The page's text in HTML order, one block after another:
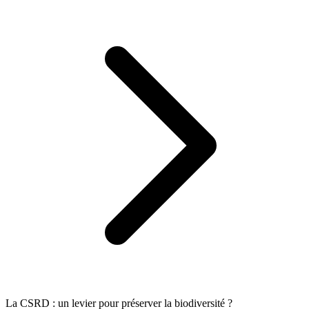
La CSRD : un levier pour préserver la biodiversité ?